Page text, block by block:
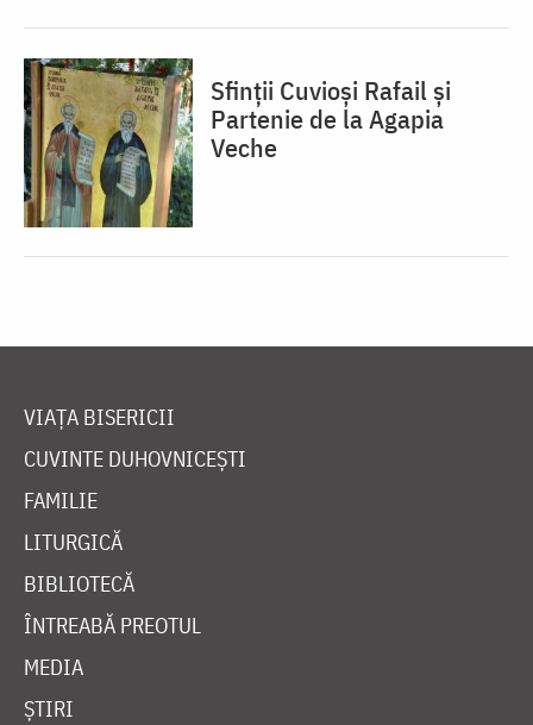
Sfinții Cuvioși Rafail și
Partenie de la Agapia
Veche
VIAȚA BISERICII
CUVINTE DUHOVNICEȘTI
FAMILIE
LITURGICĂ
BIBLIOTECĂ
ÎNTREABĂ PREOTUL
MEDIA
ȘTIRI